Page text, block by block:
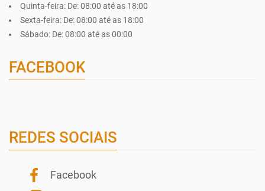
Quinta-feira: De: 08:00 até as 18:00
Sexta-feira: De: 08:00 até as 18:00
Sábado: De: 08:00 até as 00:00
FACEBOOK
REDES SOCIAIS
Facebook